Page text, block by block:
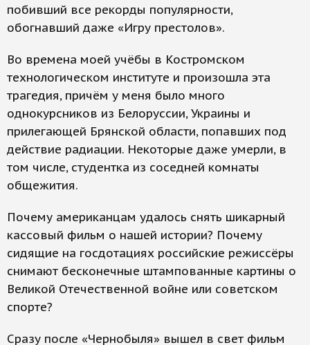
побивший все рекорды популярности,
обогнавший даже «Игру престолов».
Во времена моей учёбы в Костромском
технологическом институте и произошла эта
трагедия, причём у меня было много
однокурсников из Белоруссии, Украины и
прилегающей Брянской области, попавших под
действие радиации. Некоторые даже умерли, в
том числе, студентка из соседней комнаты
общежития.
Почему американцам удалось снять шикарный
кассовый фильм о нашей истории? Почему
сидящие на госдотациях российские режиссёры
снимают бесконечные штампованные картины о
Великой Отечественной войне или советском
спорте?
Сразу после «Чернобыля» вышел в свет фильм